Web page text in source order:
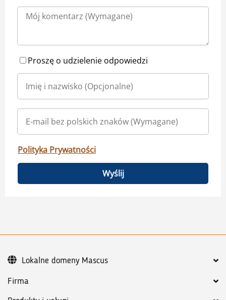
Proszę o udzielenie odpowiedzi
Polityka Prywatności
Wyślij
Firma
Lokalne domeny Mascus